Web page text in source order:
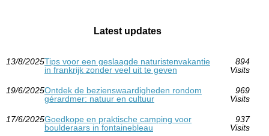
Latest updates
13/8/2025Tips voor een geslaagde naturistenvakantie
in frankrijk zonder veel uit te geven
894
Visits
19/6/2025Ontdek de bezienswaardigheden rondom
gérardmer: natuur en cultuur
969
Visits
17/6/2025Goedkope en praktische camping voor
boulderaars in fontainebleau
937
Visits